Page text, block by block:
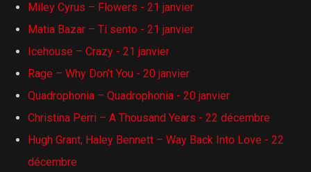
Miley Cyrus – Flowers - 21 janvier
Matia Bazar – Ti sento - 21 janvier
Icehouse – Crazy - 21 janvier
Rage – Why Don’t You - 20 janvier
Quadrophonia – Quadrophonia - 20 janvier
Christina Perri – A Thousand Years - 22 décembre
Hugh Grant, Haley Bennett – Way Back Into Love - 22
décembre